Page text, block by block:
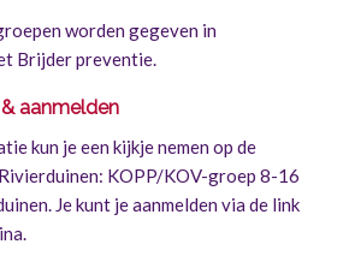
worden gegeven in
Brijder preventie.
aanmelden
kun je een kijkje nemen op de
KOPP/KOV-groep 8-16
. Je kunt je aanmelden via de link